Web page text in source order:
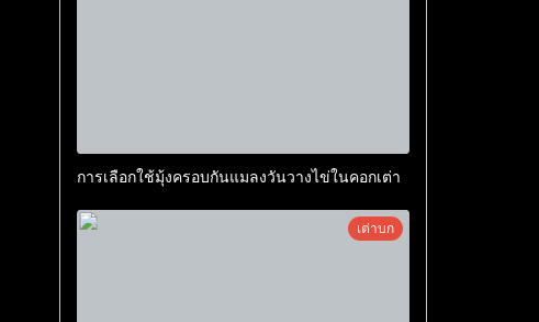
การเลือกใช้มุ้งครอบกันแมลงวันวางไข่ในคอกเต่า
เต่าบก